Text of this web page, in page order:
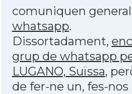
comuniquen
whatsapp.
Dissortadament,
grup de whatsapp
LUGANO, Suïssa,
de fer-ne un, fes-